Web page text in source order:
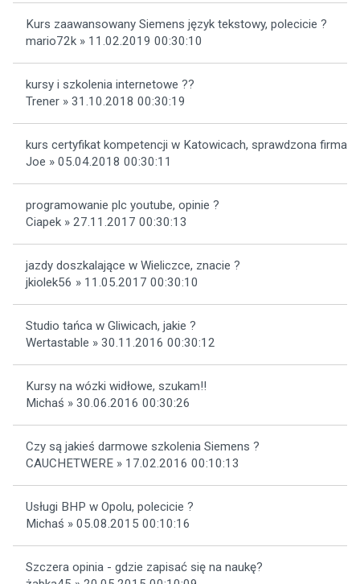
Kurs zaawansowany Siemens język tekstowy, polecicie ?
mario72k » 11.02.2019 00:30:10
kursy i szkolenia internetowe ??
Trener » 31.10.2018 00:30:19
kurs certyfikat kompetencji w Katowicach, sprawdzona firma
Joe » 05.04.2018 00:30:11
programowanie plc youtube, opinie ?
Ciapek » 27.11.2017 00:30:13
jazdy doszkalające w Wieliczce, znacie ?
jkiolek56 » 11.05.2017 00:30:10
Studio tańca w Gliwicach, jakie ?
Wertastable » 30.11.2016 00:30:12
Kursy na wózki widłowe, szukam!!
Michaś » 30.06.2016 00:30:26
Czy są jakieś darmowe szkolenia Siemens ?
CAUCHETWERE » 17.02.2016 00:10:13
Usługi BHP w Opolu, polecicie ?
Michaś » 05.08.2015 00:10:16
Szczera opinia - gdzie zapisać się na naukę?